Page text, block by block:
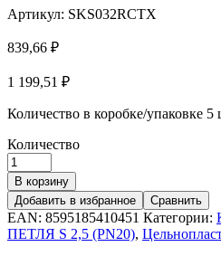
Артикул: SKS032RCTX
839,66 ₽
1 199,51 ₽
Количество в коробке/упаковке 5
Количество
В корзину
Добавить в избранное
Сравнить
EAN: 8595185410451 Категории:
ПЕТЛЯ S 2,5 (PN20),